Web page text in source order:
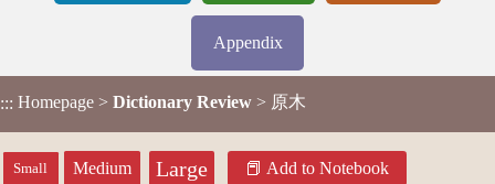
Appendix
::: Homepage > Dictionary Review > 原木
Small Medium Large Add to Notebook